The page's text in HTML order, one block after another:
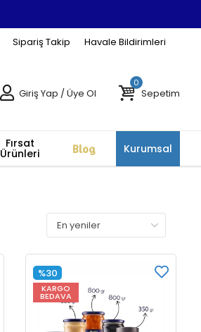
Sipariş Takip Havale Bildirimleri
Giriş Yap /Üye Ol
0
Sepetim
Fırsat
Ürünleri Blog Kurumsal
KARGO
BEDAVA
%30